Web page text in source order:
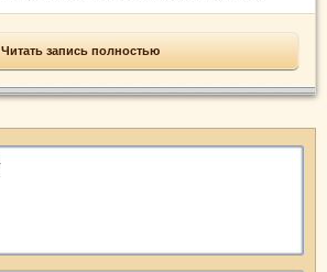
Читать запись полностью